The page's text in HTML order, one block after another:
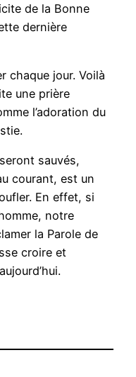
de la Bonne
dernière
chaque jour. Voilà
une prière
l’adoration du
sauvés,
courant, est un
En effet, si
notre
la Parole de
croire et